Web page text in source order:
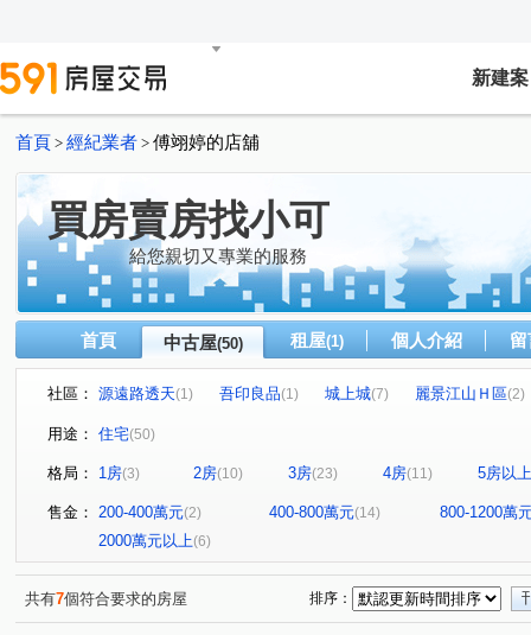
新建案
首頁 > 經紀業者 > 傅翊婷的店舖
買房賣房找小可
給您親切又專業的服務
首頁 中古屋(50) 租屋(1) 個人介紹
社區： 源遠路透天(1) 吾印良品(1) 城上城(7) 麗景江山Ｈ區(2)
好吉市
東明路77巷55號華廈(1) 新豐街(1) 山海觀(5) 御花園(1)
海豔 (1) 碧海擎天 萬國大廈(1) 暖暖達麗(1)
大香
僑家大院(1) 威鎮八方
武聖街(1) 源遠路(2) 樂一路(1) 建成路(1) 麥金路(7)
武嶺街(1) 中正路(1) 復興路(2) 新豐街 (8)
培德路(1) 東光路(1) 東明路(1) 觀海街(5) 樂利二街
用途： 住宅(50)
格局： 1房(3) 2房(10) 3房(23) 4房(11) 5房以上
售金： 200-400萬元(2) 400-800萬元(14)
800-1200萬
2000萬元以上(6)
共有7個符合要求的房屋 排序：